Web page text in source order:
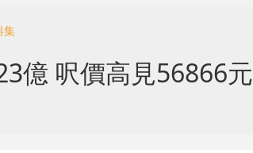
集
億 呎價高見56866元